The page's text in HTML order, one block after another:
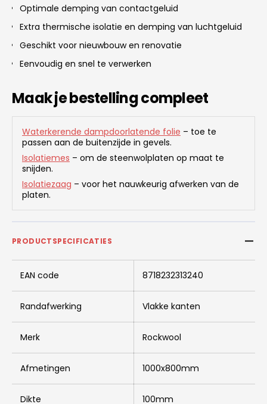
Optimale demping van contactgeluid
Extra thermische isolatie en demping van luchtgeluid
Geschikt voor nieuwbouw en renovatie
Eenvoudig en snel te verwerken
Maak je bestelling compleet
Waterkerende dampdoorlatende folie – toe te
passen aan de buitenzijde in gevels.
Isolatiemes – om de steenwolplaten op maat te
snijden.
Isolatiezaag – voor het nauwkeurig afwerken van de
platen.
PRODUCTSPECIFICATIES
EAN code 8718232313240
Randafwerking Vlakke kanten
Merk Rockwool
Afmetingen 1000x800mm
Dikte 100mm